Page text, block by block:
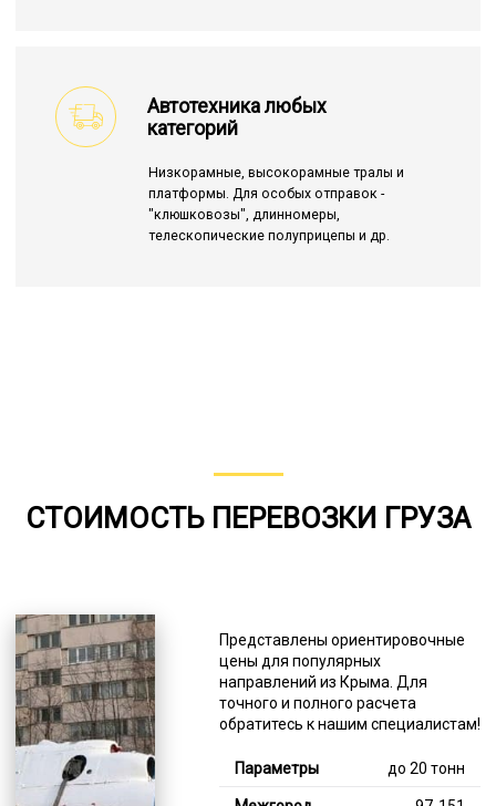
Автотехника любых
категорий
Низкорамные, высокорамные тралы и
платформы. Для особых отправок -
"клюшковозы", длинномеры,
телескопические полуприцепы и др.
СТОИМОСТЬ ПЕРЕВОЗКИ ГРУЗА
Представлены ориентировочные
цены для популярных
направлений из Крыма. Для
точного и полного расчета
обратитесь к нашим специалистам!
до 20 тонн